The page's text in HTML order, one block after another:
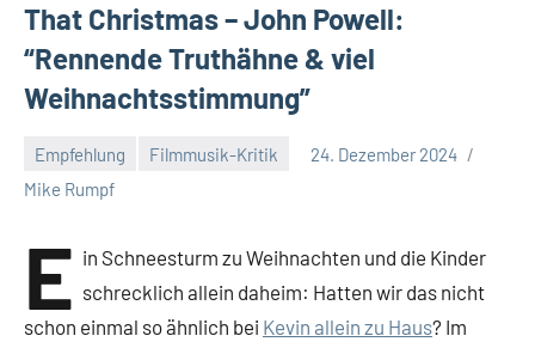
That Christmas – John Powell:
“Rennende Truthähne & viel
Weihnachtsstimmung”
Empfehlung Filmmusik-Kritik
24. Dezember 2024
Mike Rumpf
Keine
E in Schneesturm zu Weihnachten und die Kinder
schrecklich allein daheim: Hatten wir das nicht
schon einmal so ähnlich bei Kevin allein zu Haus? Im